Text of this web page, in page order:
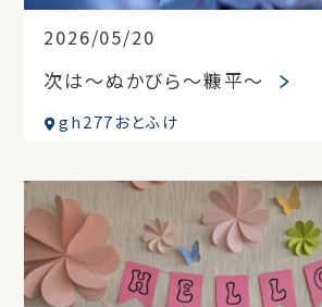
2026/05/20
次は～ぬかびら～糠平～
gh277おとふけ